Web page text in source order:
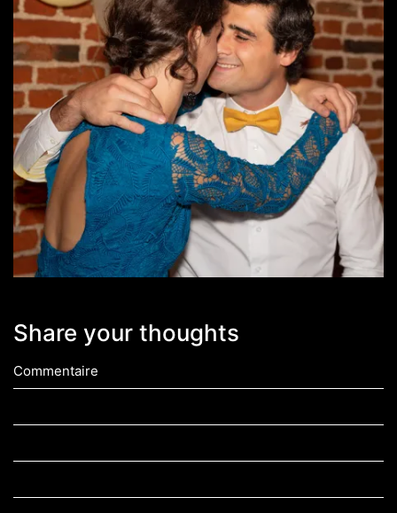
Share your thoughts
Commentaire